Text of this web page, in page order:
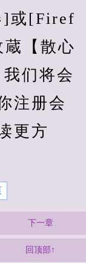
]或[Firef
【散心
们将会
注册会
更方
下一章
回顶部↑